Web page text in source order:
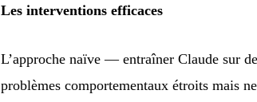
Les interventions efficaces
L’approche naïve — entraîner Claude sur
problèmes comportementaux étroits mais